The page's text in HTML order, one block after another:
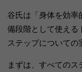
谷氏は「身体を効率
備段階として使える
ステップについての
まずは、すべての